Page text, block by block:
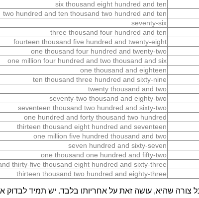
six thousand eight hundred and ten
two hundred and ten thousand two hundred and ten
seventy-six
three thousand four hundred and ten
fourteen thousand five hundred and twenty-eight
one thousand four hundred and twenty-two
one million four hundred and two thousand and six
one thousand and eighteen
ten thousand three hundred and sixty-nine
twenty thousand and two
seventy-two thousand and eighty-two
seventeen thousand two hundred and sixty-two
one hundred and forty thousand two hundred
thirteen thousand eight hundred and seventeen
one million five hundred thousand and two
seven hundred and sixty-seven
one thousand one hundred and fifty-two
thirty-five thousand eight hundred and sixty-three
thirteen thousand two hundred and eighty-three
שהיא, עושה זאת על אחריותו בלבד. יש תמיד לבדוק